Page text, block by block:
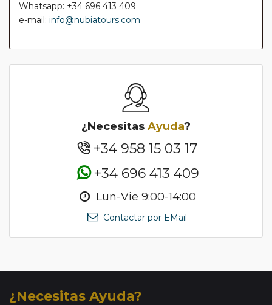
Whatsapp: +34 696 413 409
e-mail: info@nubiatours.com
¿Necesitas Ayuda?
+34 958 15 03 17
+34 696 413 409
Lun-Vie 9:00-14:00
Contactar por EMail
¿Necesitas Ayuda?